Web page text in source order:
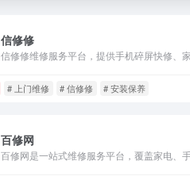
信修修
# 上门维修 # 信修修 # 安装保养
百修网